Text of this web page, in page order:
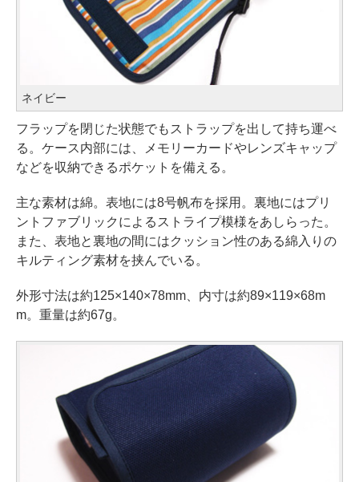
ネイビー
フラップを閉じた状態でもストラップを出して持ち運べ
る。ケース内部には、メモリーカードやレンズキャップ
などを収納できるポケットを備える。
主な素材は綿。表地には8号帆布を採用。裏地にはプリ
ントファブリックによるストライプ模様をあしらった。
また、表地と裏地の間にはクッション性のある綿入りの
キルティング素材を挟んでいる。
外形寸法は約125×140×78mm、内寸は約89×119×68m
m。重量は約67g。